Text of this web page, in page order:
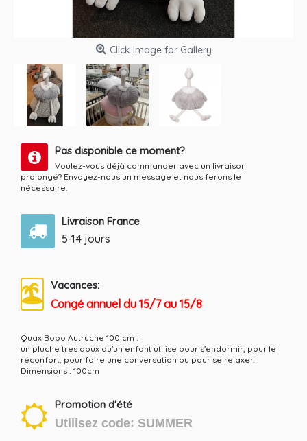
Click Image for Gallery
Pas disponible ce moment?
Voulez-vous déjà commander avec un livraison
prolongé? Envoyez-nous un message et nous ferons le
nécessaire.
Livraison France
5-14 jours
Vacances:
Congé annuel du 15/7 au 15/8
Quax Bobo Autruche 100 cm :
un pluche tres doux qu'un enfant utilise pour s'endormir, pour le
réconfort, pour faire une conversation ou pour se relaxer.
Dimensions : 100cm
Promotion d'été
Utilisez code: SUMMER